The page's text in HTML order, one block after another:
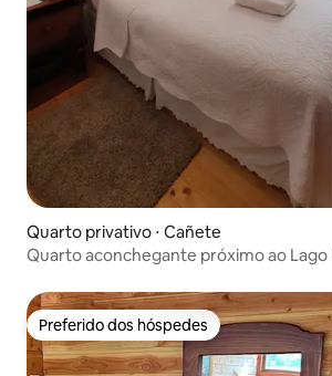
Quarto privativo ⋅ Cañete
Quarto aconchegante próximo ao Lago
Preferido dos hóspedes
Preferido dos hóspedes